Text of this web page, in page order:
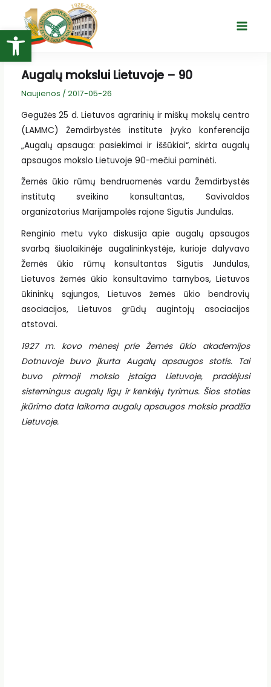
Open toolbar
turinio
Main
Augalų mokslui Lietuvoje – 90
Naujienos / 2017-05-26
Gegužės 25 d. Lietuvos agrarinių ir miškų mokslų centro
(LAMMC) Žemdirbystės institute įvyko konferencija
„Augalų apsauga: pasiekimai ir iššūkiai“, skirta augalų
apsaugos mokslo Lietuvoje 90-mečiui paminėti.
Žemės ūkio rūmų bendruomenės vardu Žemdirbystės
institutą sveikino konsultantas, Savivaldos
organizatorius Marijampolės rajone Sigutis Jundulas.
Renginio metu vyko diskusija apie augalų apsaugos
svarbą šiuolaikinėje augalininkystėje, kurioje dalyvavo
Žemės ūkio rūmų konsultantas Sigutis Jundulas,
Lietuvos žemės ūkio konsultavimo tarnybos, Lietuvos
ūkininkų sąjungos, Lietuvos žemės ūkio bendrovių
asociacijos, Lietuvos grūdų augintojų asociacijos
atstovai.
1927 m. kovo mėnesį prie Žemės ūkio akademijos
Dotnuvoje buvo įkurta Augalų apsaugos stotis. Tai
buvo pirmoji mokslo įstaiga Lietuvoje, pradėjusi
sistemingus augalų ligų ir kenkėjų tyrimus. Šios stoties
įkūrimo data laikoma augalų apsaugos mokslo pradžia
Lietuvoje.